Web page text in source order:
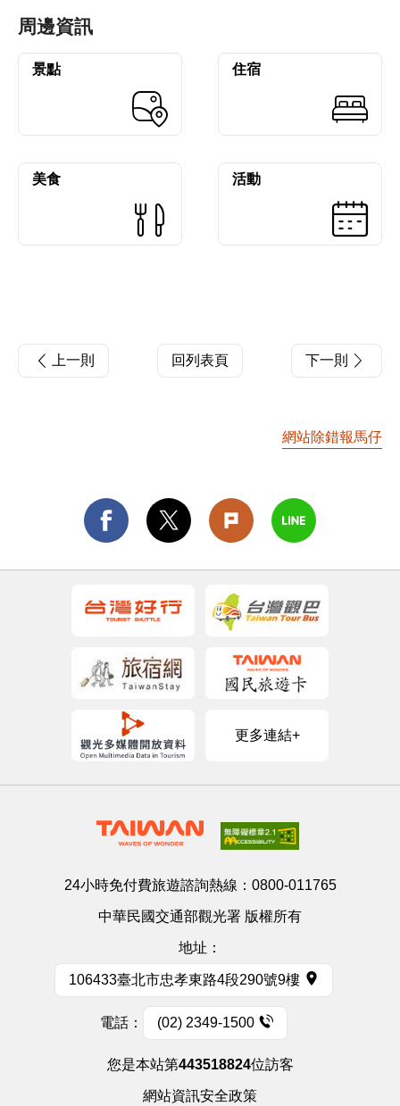
周邊資訊
景點 住宿
美食 活動
上一則 回列表頁 下一則
網站除錯報馬仔
更多連結+
24小時免付費旅遊諮詢熱線： 0800-011765
中華民國交通部觀光署 版權所有
地址：
106433臺北市忠孝東路4段290號9樓
電話： (02) 2349-1500
您是本站第443518824位訪客
網站資訊安全政策